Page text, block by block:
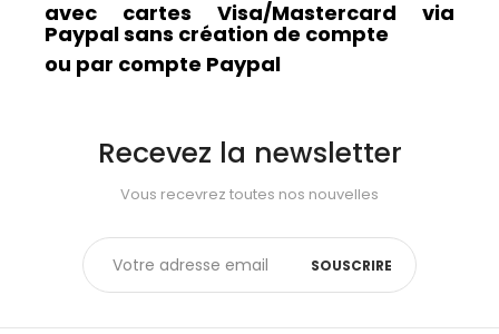
avec cartes Visa/Mastercard via
Paypal sans création de compte
ou par compte Paypal
Recevez la newsletter
Vous recevrez toutes nos nouvelles
SOUSCRIRE